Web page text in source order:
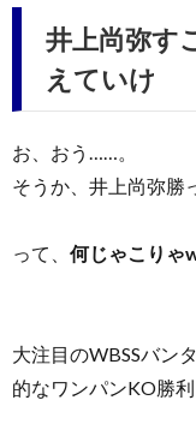
井上尚弥す
えていけ
お、おう……。
そうか、井上尚弥勝
って、 何じゃこりゃ
大注目のWBSSバン
的なワンパンKO勝